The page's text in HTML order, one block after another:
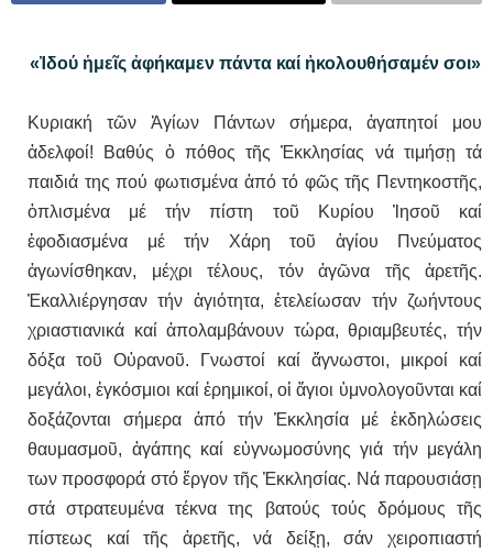
«Ἰδού ἡμεῖς ἀφήκαμεν πάντα καί ἠκολουθήσαμέν σοι»
Κυριακή τῶν Ἁγίων Πάντων σήμερα, ἀγαπητοί μου
ἀδελφοί! Βαθύς ὁ πόθος τῆς Ἐκκλησίας νά τιμήσῃ τά
παιδιά της πού φωτισμένα ἀπό τό φῶς τῆς Πεντηκοστῆς,
ὁπλισμένα μέ τήν πίστη τοῦ Κυρίου Ἰησοῦ καί
ἐφοδιασμένα μέ τήν Χάρη τοῦ ἁγίου Πνεύματος
ἀγωνίσθηκαν, μέχρι τέλους, τόν ἀγῶνα τῆς ἀρετῆς.
Ἐκαλλιέργησαν τήν ἁγιότητα, ἐτελείωσαν τήν ζωήντους
χριαστιανικά καί ἀπολαμβάνουν τώρα, θριαμβευτές, τήν
δόξα τοῦ Οὐρανοῦ. Γνωστοί καί ἄγνωστοι, μικροί καί
μεγάλοι, ἐγκόσμιοι καί ἐρημικοί, οἱ ἅγιοι ὑμνολογοῦνται καί
δοξάζονται σήμερα ἀπό τήν Ἐκκλησία μέ ἐκδηλώσεις
θαυμασμοῦ, ἀγάπης καί εὐγνωμοσύνης γιά τήν μεγάλη
των προσφορά στό ἔργον τῆς Ἐκκλησίας. Νά παρουσιάσῃ
στά στρατευμένα τέκνα της βατούς τούς δρόμους τῆς
πίστεως καί τῆς ἀρετῆς, νά δείξῃ, σάν χειροπιαστή